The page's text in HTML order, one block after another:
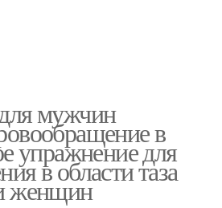
мужчин
в
упражнение для
в области таза
женщин